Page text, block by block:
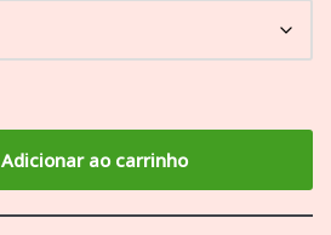
Adicionar ao carrinho